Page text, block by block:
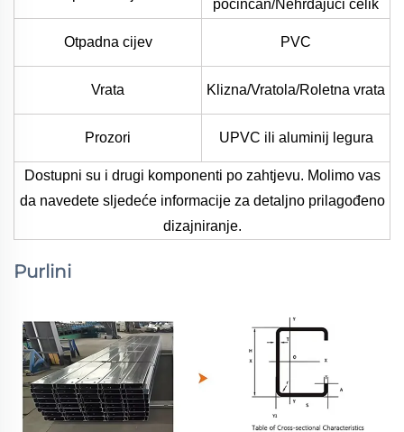
pocinčan/Nehrđajući čelik
Otpadna cijev PVC
Vrata Klizna/Vratola/Roletna vrata
Prozori UPVC ili aluminij legura
Dostupni su i drugi komponenti po zahtjevu. Molimo vas
da navedete sljedeće informacije za detaljno prilagođeno
dizajniranje.
Purlini